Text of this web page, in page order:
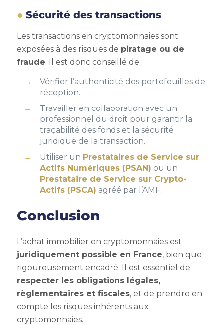
Sécurité des transactions
Les transactions en cryptomonnaies sont
exposées à des risques de piratage ou de
fraude. Il est donc conseillé de :
Vérifier l’authenticité des portefeuilles de
réception.
Travailler en collaboration avec un
professionnel du droit pour garantir la
traçabilité des fonds et la sécurité
juridique de la transaction.
Utiliser un Prestataires de Service sur
Actifs Numériques (PSAN) ou un
Prestataire de Service sur Crypto-
Actifs (PSCA) agréé par l’AMF.
Conclusion
L’achat immobilier en cryptomonnaies est
juridiquement possible en France, bien que
rigoureusement encadré. Il est essentiel de
respecter les obligations légales,
règlementaires et fiscales, et de prendre en
compte les risques inhérents aux
cryptomonnaies.